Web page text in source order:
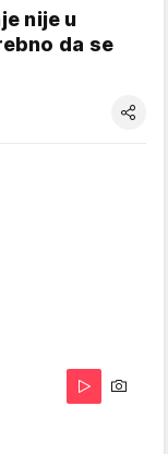
nije u
da se